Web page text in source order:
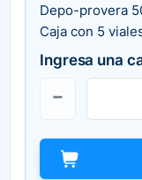
Depo-provera
Caja con 5
Ingresa una